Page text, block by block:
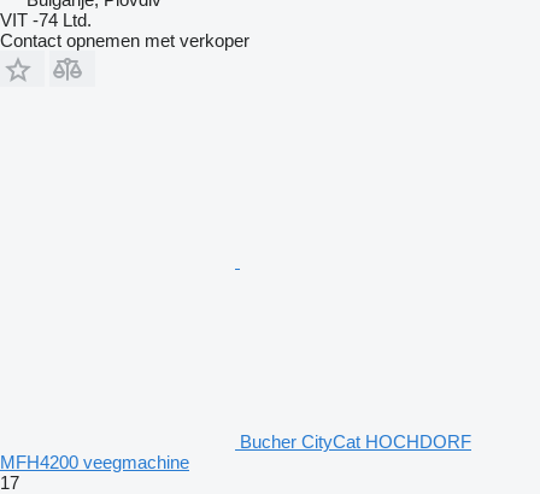
VIT -74 Ltd.
Contact opnemen met verkoper
Bucher CityCat HOCHDORF
MFH4200 veegmachine
17